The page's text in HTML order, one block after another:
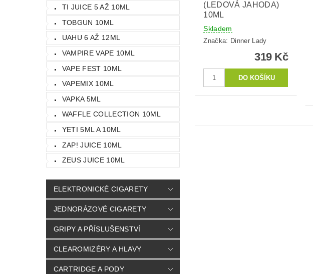
TI JUICE 5 AŽ 10ML
TOBGUN 10ML
UAHU 6 AŽ 12ML
VAMPIRE VAPE 10ML
VAPE FEST 10ML
VAPEMIX 10ML
VAPKA 5ML
WAFFLE COLLECTION 10ML
YETI 5ML A 10ML
ZAP! JUICE 10ML
ZEUS JUICE 10ML
ELEKTRONICKÉ CIGARETY
JEDNORÁZOVÉ CIGARETY
GRIPY A PŘÍSLUŠENSTVÍ
CLEAROMIZÉRY A HLAVY
CARTRIDGE A PODY
(LEDOVÁ JAHODA)
10ML
Skladem
Značka: Dinner Lady
319 Kč